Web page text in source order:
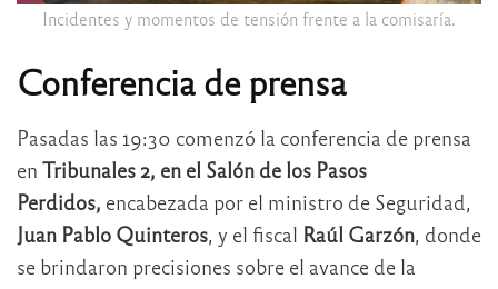
Incidentes y momentos de tensión frente a la comisaría.
Conferencia de prensa
Pasadas las 19:30 comenzó la conferencia de prensa
en Tribunales 2, en el Salón de los Pasos
Perdidos, encabezada por el ministro de Seguridad,
Juan Pablo Quinteros, y el fiscal Raúl Garzón, donde
se brindaron precisiones sobre el avance de la